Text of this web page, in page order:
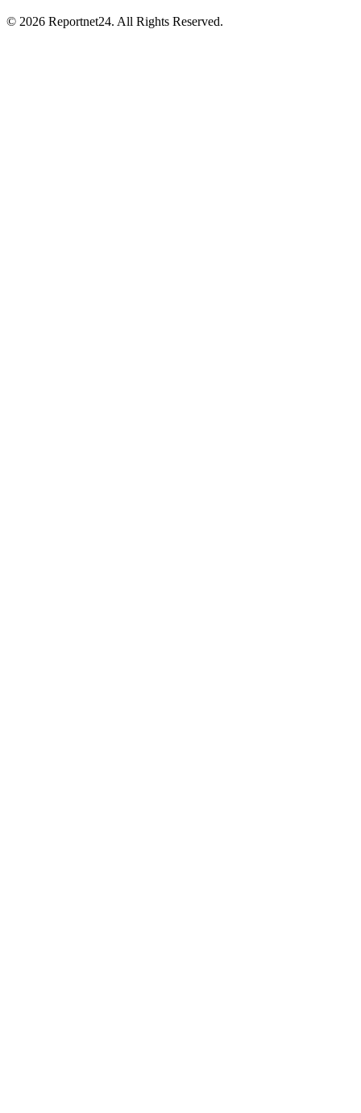
© 2026 Reportnet24. All Rights Reserved.